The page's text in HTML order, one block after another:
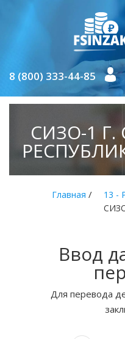
8 (800) 333-44-85
СИЗО-1 Г.
Главная / 13 -
Ввод
Для перевода